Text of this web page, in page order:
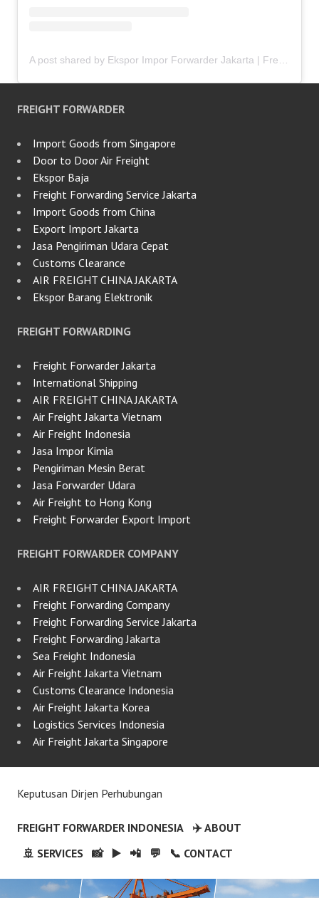
FREIGHT FORWARDER
Import Goods from Singapore
Door to Door Air Freight
Ekspor Baja
Freight Forwarding Service Jakarta
Import Goods from China
Export Import Jakarta
Jasa Pengiriman Udara Cepat
Customs Clearance
AIR FREIGHT CHINA JAKARTA
Ekspor Barang Elektronik
FREIGHT FORWARDING
Freight Forwarder Jakarta
International Shipping
AIR FREIGHT CHINA JAKARTA
Air Freight Jakarta Vietnam
Air Freight Indonesia
Jasa Impor Kimia
Pengiriman Mesin Berat
Jasa Forwarder Udara
Air Freight to Hong Kong
Freight Forwarder Export Import
FREIGHT FORWARDER COMPANY
AIR FREIGHT CHINA JAKARTA
Freight Forwarding Company
Freight Forwarding Service Jakarta
Freight Forwarding Jakarta
Sea Freight Indonesia
Air Freight Jakarta Vietnam
Customs Clearance Indonesia
Air Freight Jakarta Korea
Logistics Services Indonesia
Air Freight Jakarta Singapore
Keputusan Dirjen Perhubungan
FREIGHT FORWARDER INDONESIA
✈️ ABOUT
🚢 SERVICES
📸 ▶️ 📲 💬 📞 CONTACT